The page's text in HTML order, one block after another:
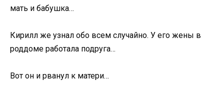
мать и бабушка…
Кирилл же узнал обо всем случайно. У его жены в
роддоме работала подруга…
Вот он и рванул к матери…